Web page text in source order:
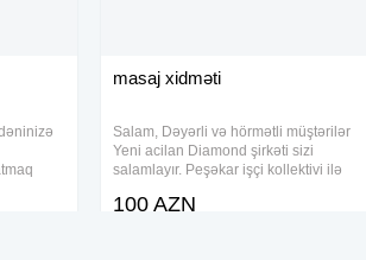
masaj xidməti
Salam, Dəyərli və hörmətli müştərilər
Yeni acilan Diamond şirkəti sizi
salamlayır. Peşəkar işçi kollektivi ilə
Klassik massaj Relax massaj Sport
100 AZN